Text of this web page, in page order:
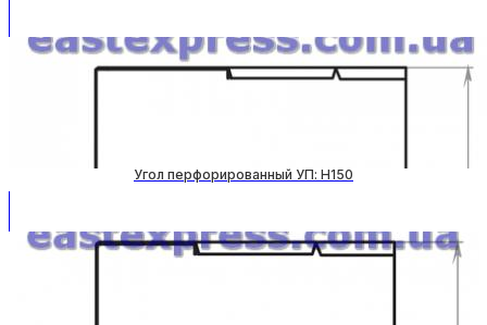
Угол перфорированный УП: H150